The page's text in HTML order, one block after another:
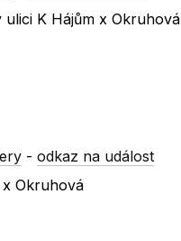
K Hájům x Okruhová
-odkaz na událost
Okruhová